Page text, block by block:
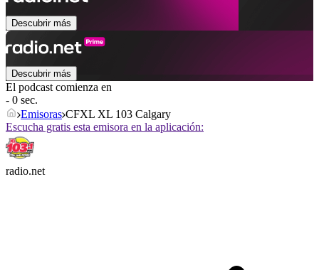
Descubrir más
Descubrir más
El podcast comienza en
- 0 sec.
Emisoras CFXL XL 103 Calgary
Escucha gratis esta emisora en la aplicación:
radio.net